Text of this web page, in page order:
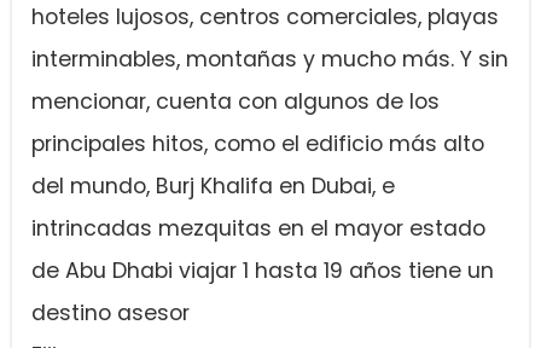
hoteles lujosos, centros comerciales, playas
interminables, montañas y mucho más. Y sin
mencionar, cuenta con algunos de los
principales hitos, como el edificio más alto
del mundo, Burj Khalifa en Dubai, e
intrincadas mezquitas en el mayor estado
de Abu Dhabi viajar 1 hasta 19 años tiene un
destino asesor